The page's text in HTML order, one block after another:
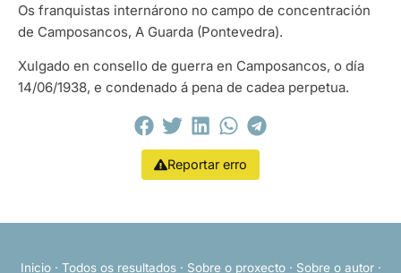
Os franquistas internárono no campo de concentración
de Camposancos, A Guarda (Pontevedra).
Xulgado en consello de guerra en Camposancos, o día
14/06/1938, e condenado á pena de cadea perpetua.
Reportar erro
Inicio· Todos os resultados· Sobre o proxecto· Sobre o autor·